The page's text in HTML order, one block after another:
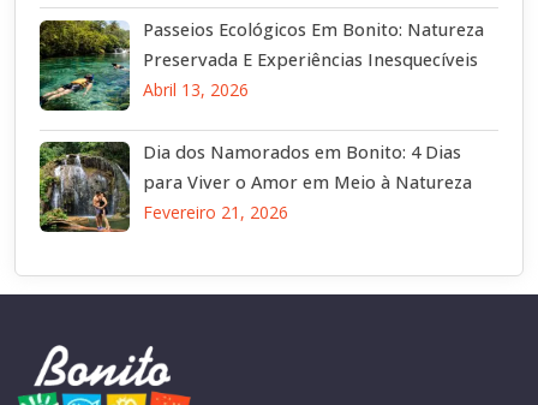
Passeios Ecológicos Em Bonito: Natureza
Preservada E Experiências Inesquecíveis
Abril 13, 2026
Dia dos Namorados em Bonito: 4 Dias
para Viver o Amor em Meio à Natureza
Fevereiro 21, 2026